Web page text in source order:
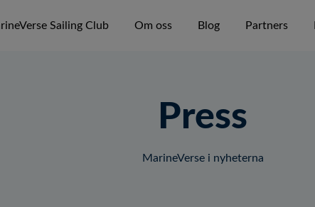
Sailing Club Om oss Blog Partners
Press
MarineVerse i nyheterna